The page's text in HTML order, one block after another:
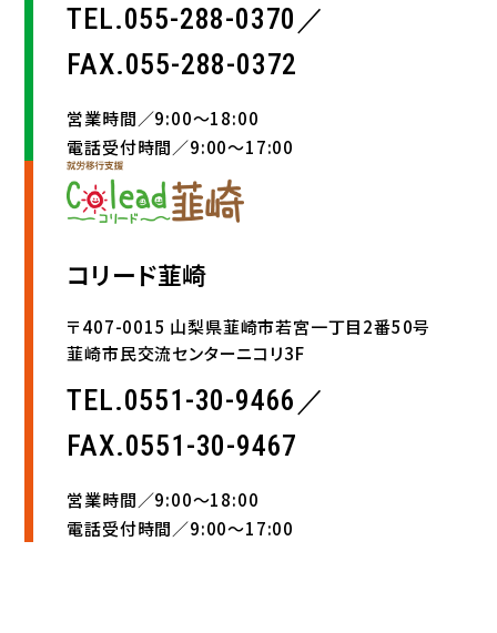
TEL.055-288-0370／
FAX.055-288-0372
営業時間／9:00〜18:00
電話受付時間／9:00〜17:00
コリード韮崎
〒407-0015 山梨県韮崎市若宮一丁目2番50号
韮崎市民交流センターニコリ3F
TEL.0551-30-9466／
FAX.0551-30-9467
営業時間／9:00〜18:00
電話受付時間／9:00〜17:00